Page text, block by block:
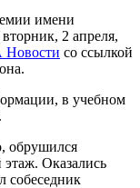
имени
2 апреля,
со ссылкой
в учебном
обрушился
Оказались
собеседник